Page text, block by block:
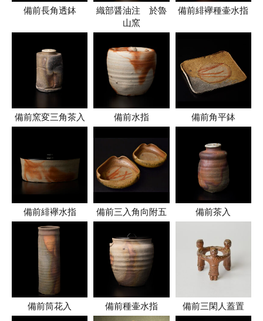
備前長角透鉢
織部醤油注 於魯
山窯
備前緋襷種壷水指
備前窯変三角茶入 備前水指 備前角平鉢
備前緋襷水指 備前三入角向附五 備前茶入
備前筒花入 備前種壷水指 備前三閑人蓋置